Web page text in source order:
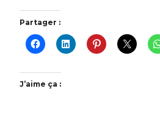
Partager :
J’aime ça :